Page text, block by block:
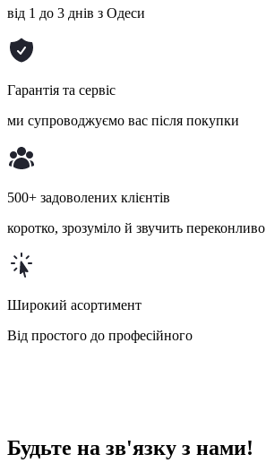
від 1 до 3 днів з Одеси
Гарантія та сервіс
ми супроводжуємо вас після покупки
500+ задоволених клієнтів
коротко, зрозуміло й звучить переконливо
Широкий асортимент
Від простого до професійного
Будьте на зв'язку з нами!